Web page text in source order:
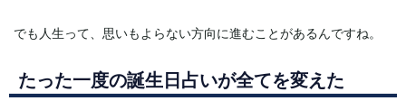
でも人生って、思いもよらない方向に進むことがあるんですね。
たった一度の誕生日占いが全てを変えた